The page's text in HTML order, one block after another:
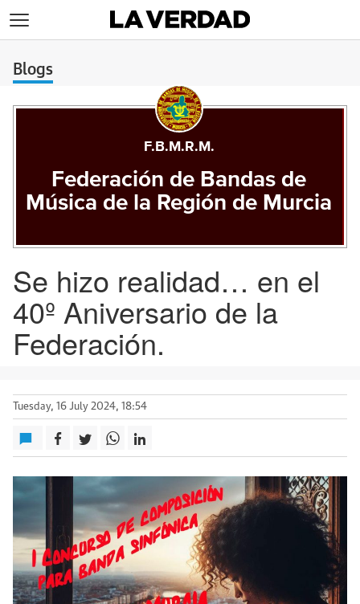
Blogs
F.B.M.R.M.
Federación de Bandas de
Música de la Región de Murcia
Se hizo realidad… en el
40º Aniversario de la
Federación.
Tuesday, 16 July 2024, 18:54